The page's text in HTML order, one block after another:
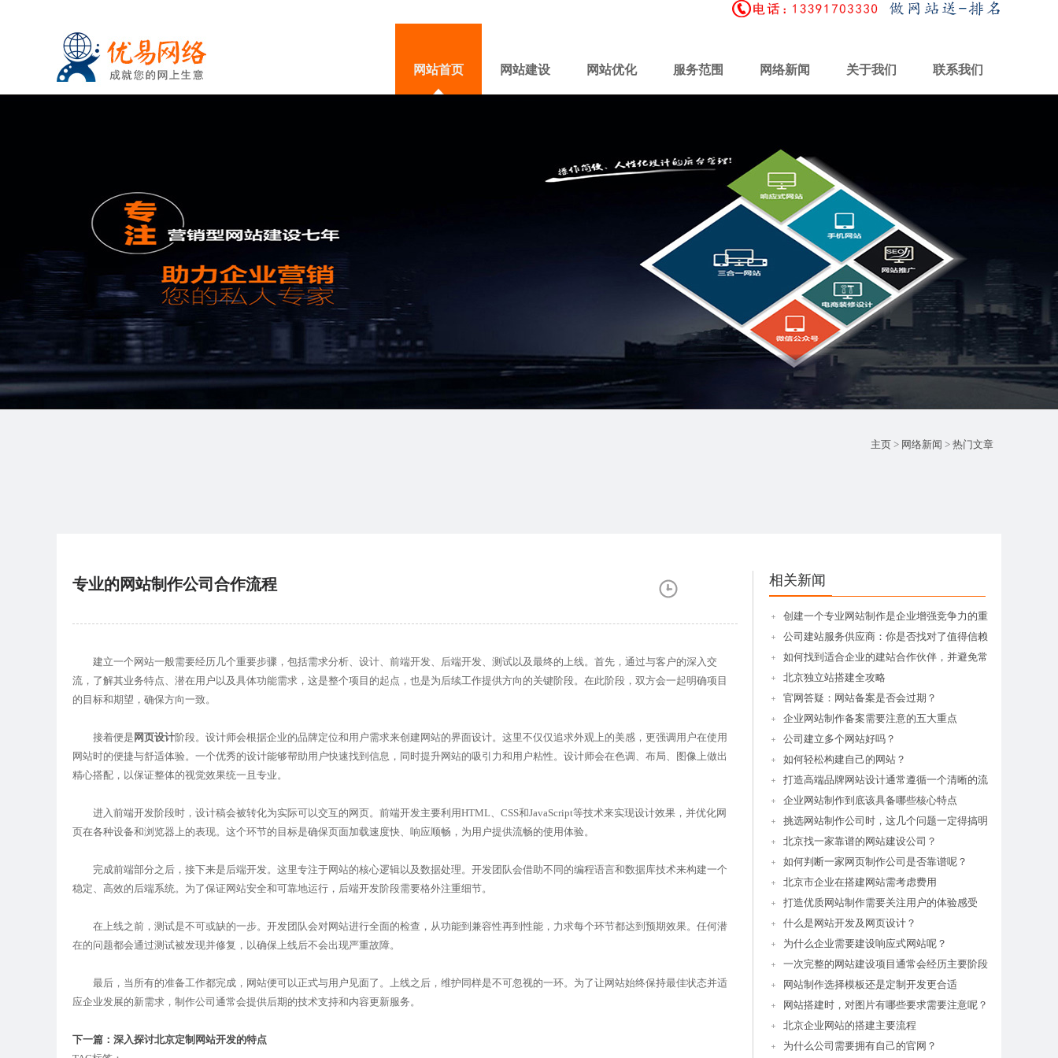
网站首页 网站建设 网站优化 服务范围 网络新闻 关于我们 联系我们
主页 > 网络新闻 > 热门文章
专业的网站制作公司合作流程
建立一个网站一般需要经历几个重要步骤，包括需求分析、设计、前端开发、后端开发、测试以及最终的上线。首先，通过与客户的深入交
流，了解其业务特点、潜在用户以及具体功能需求，这是整个项目的起点，也是为后续工作提供方向的关键阶段。在此阶段，双方会一起明确项目
的目标和期望，确保方向一致。
接着便是 网页设计阶段。设计师会根据企业的品牌定位和用户需求来创建网站的界面设计。这里不仅仅追求外观上的美感，更强调用户在使用
网站时的便捷与舒适体验。一个优秀的设计能够帮助用户快速找到信息，同时提升网站的吸引力和用户粘性。设计师会在色调、布局、图像上做出
精心搭配，以保证整体的视觉效果统一且专业。
进入前端开发阶段时，设计稿会被转化为实际可以交互的网页。前端开发主要利用HTML、CSS和JavaScript等技术来实现设计效果，并优化网
页在各种设备和浏览器上的表现。这个环节的目标是确保页面加载速度快、响应顺畅，为用户提供流畅的使用体验。
完成前端部分之后，接下来是后端开发。这里专注于网站的核心逻辑以及数据处理。开发团队会借助不同的编程语言和数据库技术来构建一个
稳定、高效的后端系统。为了保证网站安全和可靠地运行，后端开发阶段需要格外注重细节。
在上线之前，测试是不可或缺的一步。开发团队会对网站进行全面的检查，从功能到兼容性再到性能，力求每个环节都达到预期效果。任何潜
在的问题都会通过测试被发现并修复，以确保上线后不会出现严重故障。
最后，当所有的准备工作都完成，网站便可以正式与用户见面了。上线之后，维护同样是不可忽视的一环。为了让网站始终保持最佳状态并适
应企业发展的新需求，制作公司通常会提供后期的技术支持和内容更新服务。
下一篇：深入探讨北京定制网站开发的特点
相关新闻
创建一个专业网站制作是企业增强竞争力的重
公司建站服务供应商：你是否找对了值得信赖
如何找到适合企业的建站合作伙伴，并避免常
北京独立站搭建全攻略
官网答疑：网站备案是否会过期？
企业网站制作备案需要注意的五大重点
公司建立多个网站好吗？
如何轻松构建自己的网站？
打造高端品牌网站设计通常遵循一个清晰的流
企业网站制作到底该具备哪些核心特点
挑选网站制作公司时，这几个问题一定得搞明
北京找一家靠谱的网站建设公司？
如何判断一家网页制作公司是否靠谱呢？
北京市企业在搭建网站需考虑费用
打造优质网站制作需要关注用户的体验感受
什么是网站开发及网页设计？
为什么企业需要建设响应式网站呢？
一次完整的网站建设项目通常会经历主要阶段
网站制作选择模板还是定制开发更合适
网站搭建时，对图片有哪些要求需要注意呢？
北京企业网站的搭建主要流程
为什么公司需要拥有自己的官网？